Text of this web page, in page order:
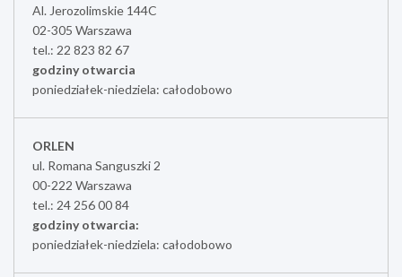
Al. Jerozolimskie 144C
02-305 Warszawa
tel.: 22 823 82 67
godziny otwarcia
poniedziałek-niedziela: całodobowo
ORLEN
ul. Romana Sanguszki 2
00-222 Warszawa
tel.: 24 256 00 84
godziny otwarcia:
poniedziałek-niedziela: całodobowo